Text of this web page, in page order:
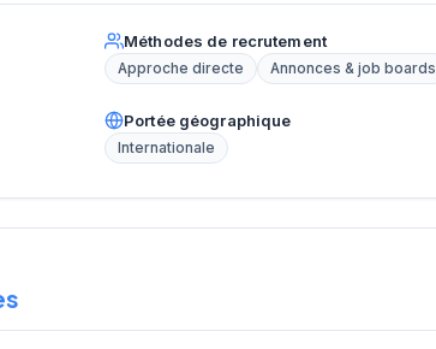
Méthodes de recrutement
Approche directe Annonces & job boards
Portée géographique
Internationale